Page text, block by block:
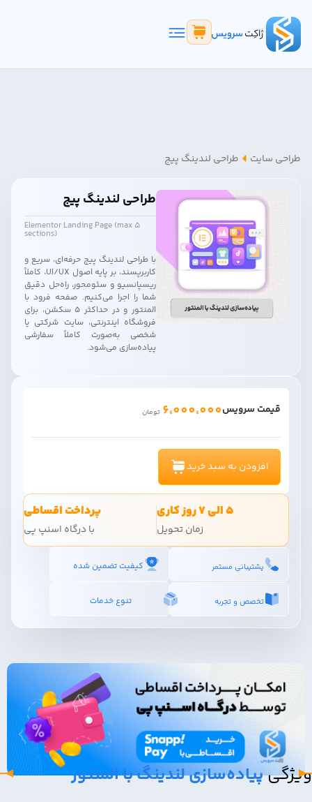
طراحی سایت طراحی لندینگ پیج
طراحی لندینگ پیج
Elementor Landing Page (max 5
sections)
با طراحی لندینگ پیج حرفه‌ای، سریع و
کاربرپسند، بر پایه اصول UI/UX، کاملاً
ریسپانسیو و سئو‌محور، راه‌حل دقیق
شما را اجرا می‌کنیم. صفحه فرود با
المنتور و در حداکثر ۵ سکشن، برای
فروشگاه اینترنتی، سایت شرکتی یا
شخصی به‌صورت کاملاً سفارشی
پیاده‌سازی می‌شود.
قیمت سرویس6،000،000 تومان
افزودن به سبد خرید
5 الی 7 روز کاری
زمان تحویل
پرداخت اقساطی
با درگاه اسنپ پی
پشتیبانی مستمر کیفیت تضمین شده
تخصص و تجربه تنوع خدمات
ویژگیپیاده‌سازی لندینگ با المنتور